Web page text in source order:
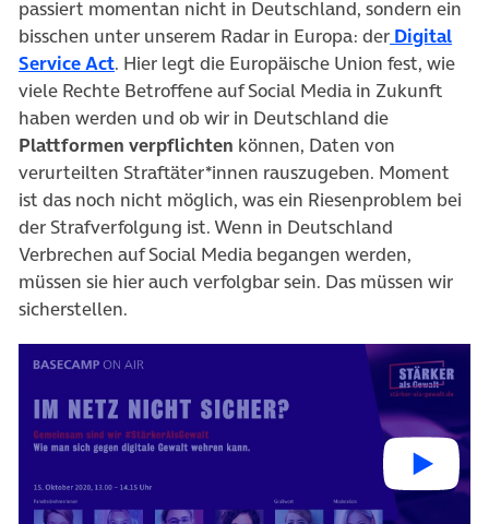
passiert momentan nicht in Deutschland, sondern ein
bisschen unter unserem Radar in Europa: der Digital
Service Act. Hier legt die Europäische Union fest, wie
viele Rechte Betroffene auf Social Media in Zukunft
haben werden und ob wir in Deutschland die
Plattformen verpflichten können, Daten von
verurteilten Straftäter*innen rauszugeben. Moment
ist das noch nicht möglich, was ein Riesenproblem bei
der Strafverfolgung ist. Wenn in Deutschland
Verbrechen auf Social Media begangen werden,
müssen sie hier auch verfolgbar sein. Das müssen wir
sicherstellen.